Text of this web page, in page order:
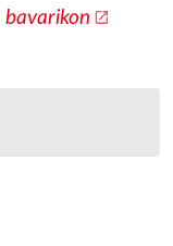
bavarikon